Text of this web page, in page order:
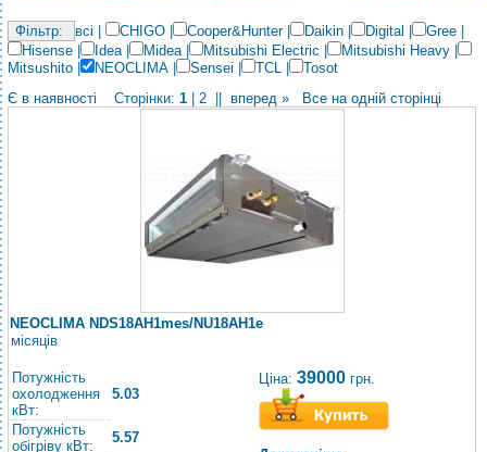
всі CHIGO Cooper&Hunter| Daikin Digital Gree
Hisense
Idea| Midea| Mitsubishi Electric Mitsubishi Heavy
Mitsushito
NEOCLIMA Sensei TCL
Tosot
Є в наявності Сторінки: 1 2 вперед » Все на одній сторінці
NEOCLIMA NDS18AH1mes/NU18AH1e
місяців
Потужність
охолодження
кВт:
5.03
Потужність
обігріву кВт:
5.57
Ціна: 39000 грн.